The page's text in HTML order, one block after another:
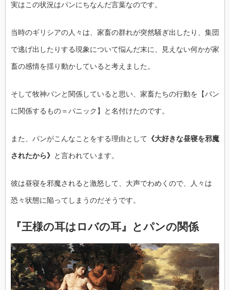
実はこの状況はパンにちなんだ言葉なのです。
当時のギリシアの人々は、家畜の群れが突然騒ぎ出したり、集団
で逃げ出したりする現象について悩んだ末に、見えない何かが家
畜の感情を揺り動かしていると考えました。
そして牧神パンと関係していると思い、家畜たちの行動を【パン
に関係するもの＝パニック】と名付けたのです。
また、パンがこんなことをする理由として 《大好きな昼寝を邪魔
されたから》 と言われています。
彼は昼寝を邪魔されると激怒して、大声でわめくので、人々は
恐々状態に陥ってしまうのだそうです。
『王様の耳はロバの耳』とパンの関係